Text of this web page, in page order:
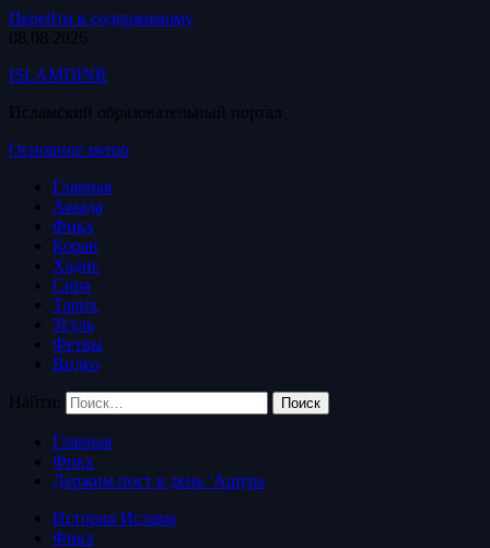
Перейти к содержимому
08.08.2026
ISLAMDINR
Исламский образовательный портал
Основное меню
Главная
Акыда
Фикх
Коран
Хадис
Сира
Тарих
Усуль
Фетвы
Видео
Найти:
Главная
Фикх
Держим пост в день ‘Ашура
История Ислама
Фикх